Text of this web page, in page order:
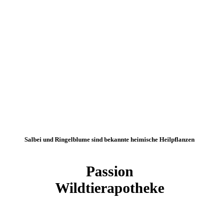
Salbei und Ringelblume sind bekannte heimische Heilpflanzen
Passion
Wildtierapotheke